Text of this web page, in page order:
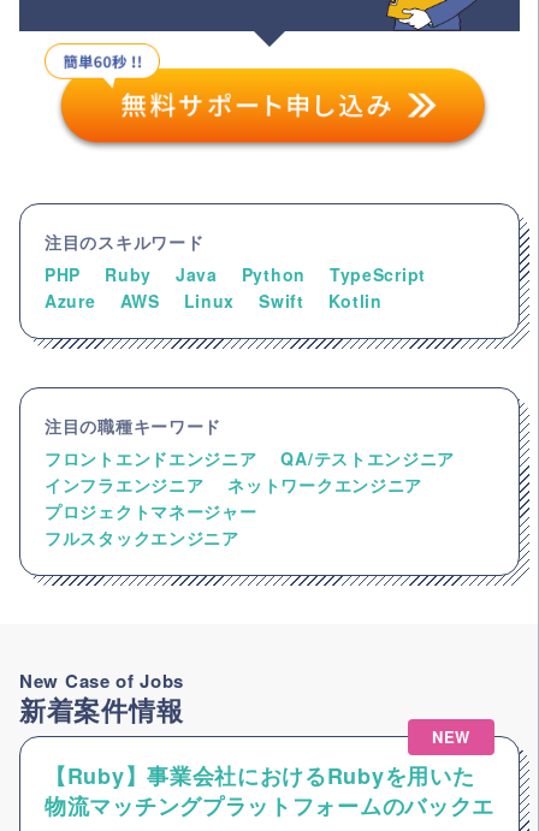
注目のスキルワード
PHP
Ruby Java Python
TypeScript
Azure
AWS Linux Swift Kotlin
注目の職種キーワード
フロントエンドエンジニア
QA/テストエンジニア
インフラエンジニア
ネットワークエンジニア
プロジェクトマネージャー
フルスタックエンジニア
New Case of Jobs
新着案件情報
NEW
【Ruby】事業会社におけるRubyを用いた
物流マッチングプラットフォームのバックエ